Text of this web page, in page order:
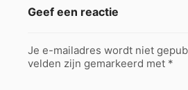
Geef een reactie
Je e-mailadres wordt niet
velden zijn gemarkeerd met *